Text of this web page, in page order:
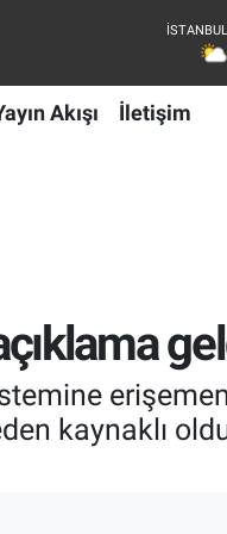
Akışı İletişim
kaynaklı